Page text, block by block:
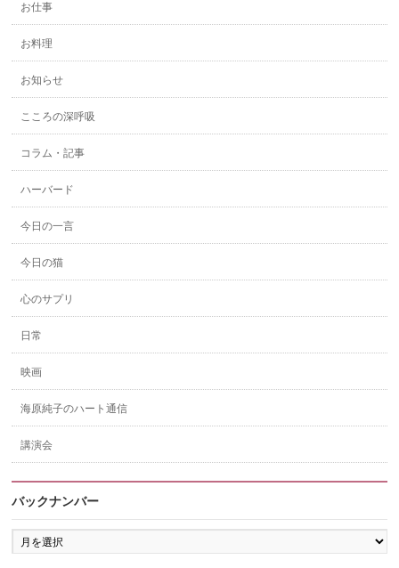
お仕事
お料理
お知らせ
こころの深呼吸
コラム・記事
ハーバード
今日の一言
今日の猫
心のサプリ
日常
映画
海原純子のハート通信
講演会
バックナンバー
バ
ッ